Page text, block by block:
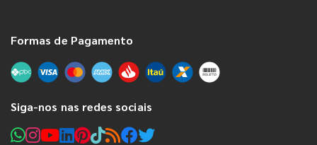
Formas de Pagamento
Siga-nos nas redes sociais